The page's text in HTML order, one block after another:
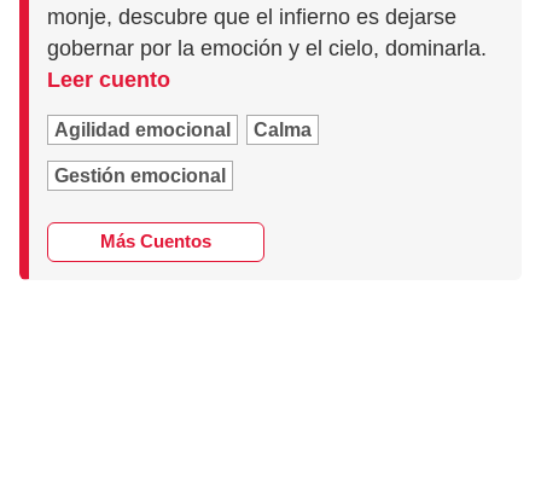
monje, descubre que el infierno es dejarse
gobernar por la emoción y el cielo, dominarla.
Leer cuento
Agilidad emocional Calma
Gestión emocional
Más Cuentos